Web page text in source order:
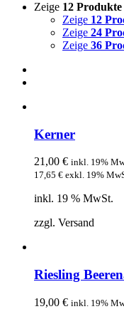
Zeige 12 Produkte
Zeige 12
Zeige 24
Zeige 36
Kerner
21,00 € inkl. 19%
17,65 € exkl. 19%
inkl. 19 % MwSt.
zzgl. Versand
Riesling
19,00 € inkl. 19%